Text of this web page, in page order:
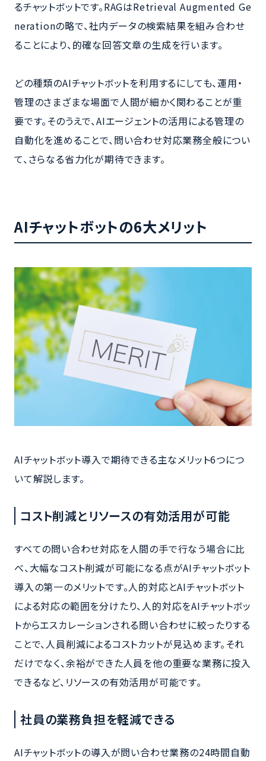
るチャットボットです。RAGはRetrieval Augmented Ge
nerationの略で、社内データの検索結果を組み合わせ
ることにより、的確な回答文章の生成を行います。
どの種類のAIチャットボットを利用するにしても、運用・
管理のさまざまな場面で人間が細かく関わることが重
要です。そのうえで、AIエージェントの活用による管理の
自動化を進めることで、問い合わせ対応業務全般につい
て、さらなる省力化が期待できます。
AIチャットボットの6大メリット
AIチャットボット導入で期待できる主なメリット6つにつ
いて解説します。
コスト削減とリソースの有効活用が可能
すべての問い合わせ対応を人間の手で行なう場合に比
べ、大幅なコスト削減が可能になる点がAIチャットボット
導入の第一のメリットです。人的対応とAIチャットボット
による対応の範囲を分けたり、人的対応をAIチャットボッ
トからエスカレーションされる問い合わせに絞ったりする
ことで、人員削減によるコストカットが見込めます。それ
だけでなく、余裕ができた人員を他の重要な業務に投入
できるなど、リソースの有効活用が可能です。
社員の業務負担を軽減できる
AIチャットボットの導入が問い合わせ業務の24時間自動